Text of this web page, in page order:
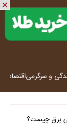
و سرگرمیاقتصاد
برق چیست؟